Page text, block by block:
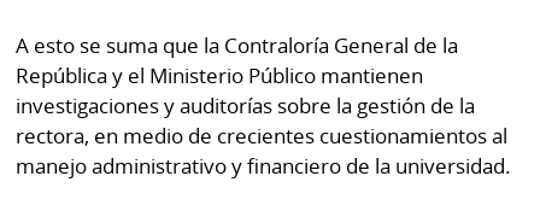
A esto se suma que la Contraloría General de la
República y el Ministerio Público mantienen
investigaciones y auditorías sobre la gestión de la
rectora, en medio de crecientes cuestionamientos al
manejo administrativo y financiero de la universidad.